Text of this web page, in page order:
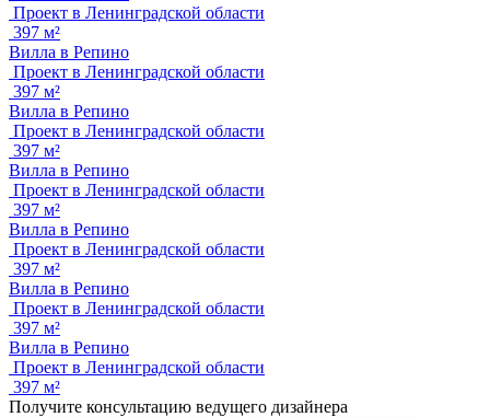
Проект в Ленинградской области
397 м²
Вилла в Репино
Проект в Ленинградской области
397 м²
Вилла в Репино
Проект в Ленинградской области
397 м²
Вилла в Репино
Проект в Ленинградской области
397 м²
Вилла в Репино
Проект в Ленинградской области
397 м²
Вилла в Репино
Проект в Ленинградской области
397 м²
Вилла в Репино
Проект в Ленинградской области
397 м²
Получите консультацию ведущего дизайнера